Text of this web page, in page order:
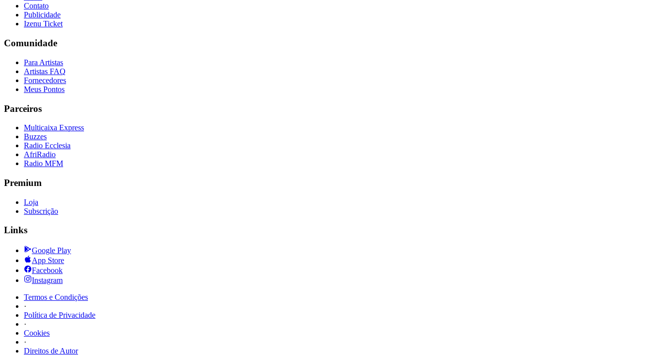
Contato
Publicidade
Izenu Ticket
Comunidade
Para Artistas
Artistas FAQ
Fornecedores
Meus Pontos
Parceiros
Multicaixa Express
Buzzes
Radio Ecclesia
AfriRadio
Radio MFM
Premium
Loja
Subscrição
Links
Google Play
App Store
Facebook
Instagram
Termos e Condições
·
Política de Privacidade
·
Cookies
·
Direitos de Autor